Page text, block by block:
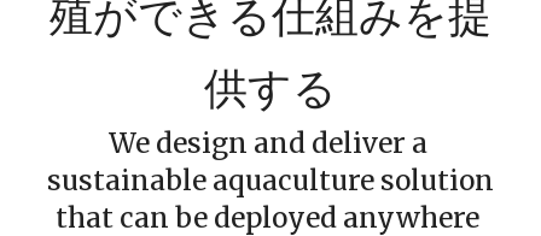
殖ができる仕組みを提
供する
We design and deliver a
sustainable aquaculture solution
that can be deployed anywhere